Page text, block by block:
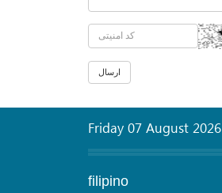
Friday 07 August 2026
filipino